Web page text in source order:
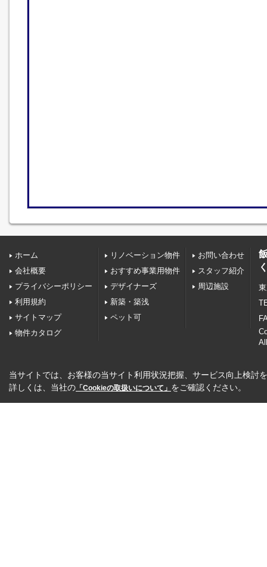
ホーム
会社概要
プライバシーポリシー
利用規約
サイトマップ
物件カタログ
リノベーション物件
おすすめ事業用物件
デザイナーズ
新築・築浅
ペット可
お問い合わせ
スタッフ紹介
周辺施設
当サイトでは、お客様の当サイト利用状況把握、サービス向上検討
詳しくは、当社の 「Cookieの取扱いについて」 をご確認ください。